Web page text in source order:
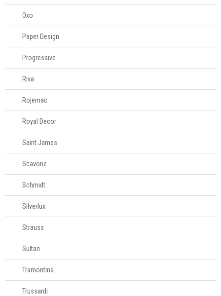
Oxo
Paper Design
Progressive
Riva
Rojemac
Royal Decor
Saint James
Scavone
Schmidt
Silverlux
Strauss
Sultan
Tramontina
Trussardi